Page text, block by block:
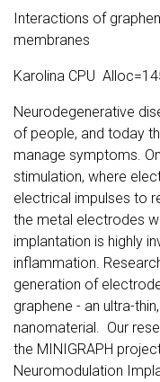
Interactions of
membranes
Karolina CPU
Neurodegenerative
of people, and today
manage symptoms.
stimulation, where
electrical impulses to
the metal electrodes
implantation is highly
inflammation.
generation of
graphene - an ultra-
nanomaterial. Our
the MINIGRAPH
Neuromodulation